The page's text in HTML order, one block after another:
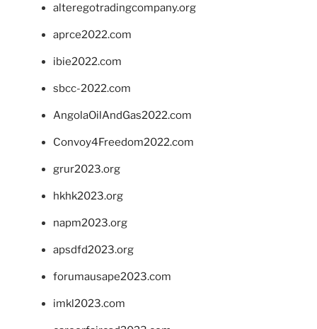
alteregotradingcompany.org
aprce2022.com
ibie2022.com
sbcc-2022.com
AngolaOilAndGas2022.com
Convoy4Freedom2022.com
grur2023.org
hkhk2023.org
napm2023.org
apsdfd2023.org
forumausape2023.com
imkl2023.com